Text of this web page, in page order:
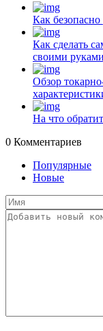
Как безопасно
Как сделать
своими руками
Обзор
На что
0 Комментариев
Популярные
Новые